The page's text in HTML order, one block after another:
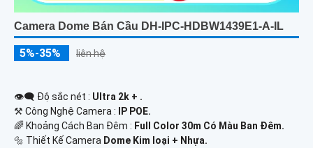
Camera Dome Bán Cầu DH-IPC-HDBW1439E1-A-IL
5%-35% liên hệ
👁️‍🗨 Độ sắc nét : Ultra 2k + .
⚒ Công Nghệ Camera :
IP POE.
🌈 Khoảng Cách Ban Đêm : Full Color 30m Có Màu Ban Ðêm.
🔩 Thiết Kế Camera Dome Kim loại + Nhựa.